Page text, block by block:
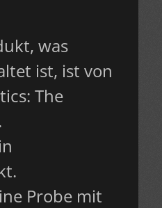
was
ist, ist von
The
Probe mit